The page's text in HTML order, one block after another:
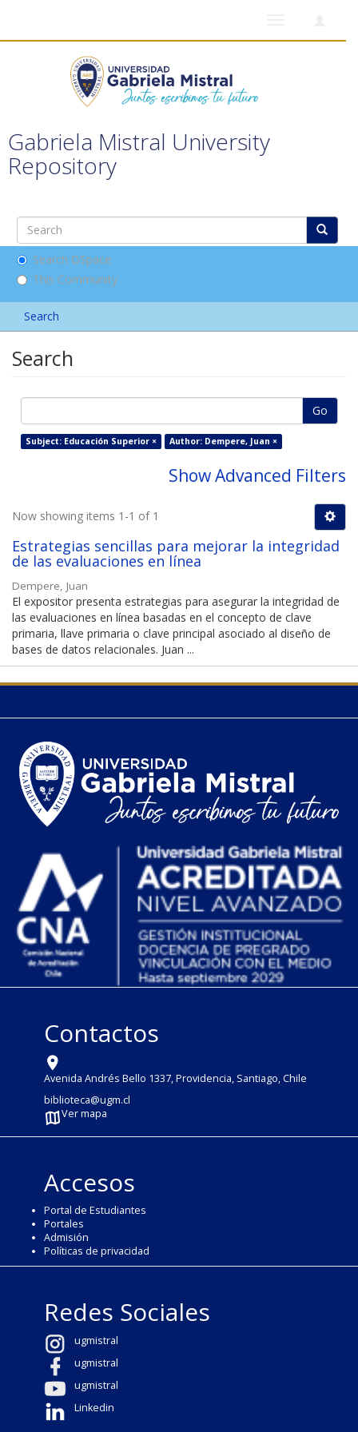
Gabriela Mistral University
Repository
Search DSpace
This Community
Search
Search
Go
Subject: Educación Superior × Author: Dempere, Juan ×
Show Advanced Filters
Now showing items 1-1 of 1
Estrategias sencillas para mejorar la integridad
de las evaluaciones en línea
Dempere, Juan
El expositor presenta estrategias para asegurar la integridad de
las evaluaciones en línea basadas en el concepto de clave
primaria, llave primaria o clave principal asociado al diseño de
bases de datos relacionales. Juan ...
Contactos
Avenida Andrés Bello 1337, Providencia, Santiago, Chile
biblioteca@ugm.cl
Ver mapa
Accesos
Portal de Estudiantes
Portales
Admisión
Políticas de privacidad
Redes Sociales
ugmistral
ugmistral
ugmistral
Linkedin